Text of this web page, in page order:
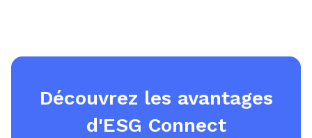
Découvrez les avantages
d'ESG Connect